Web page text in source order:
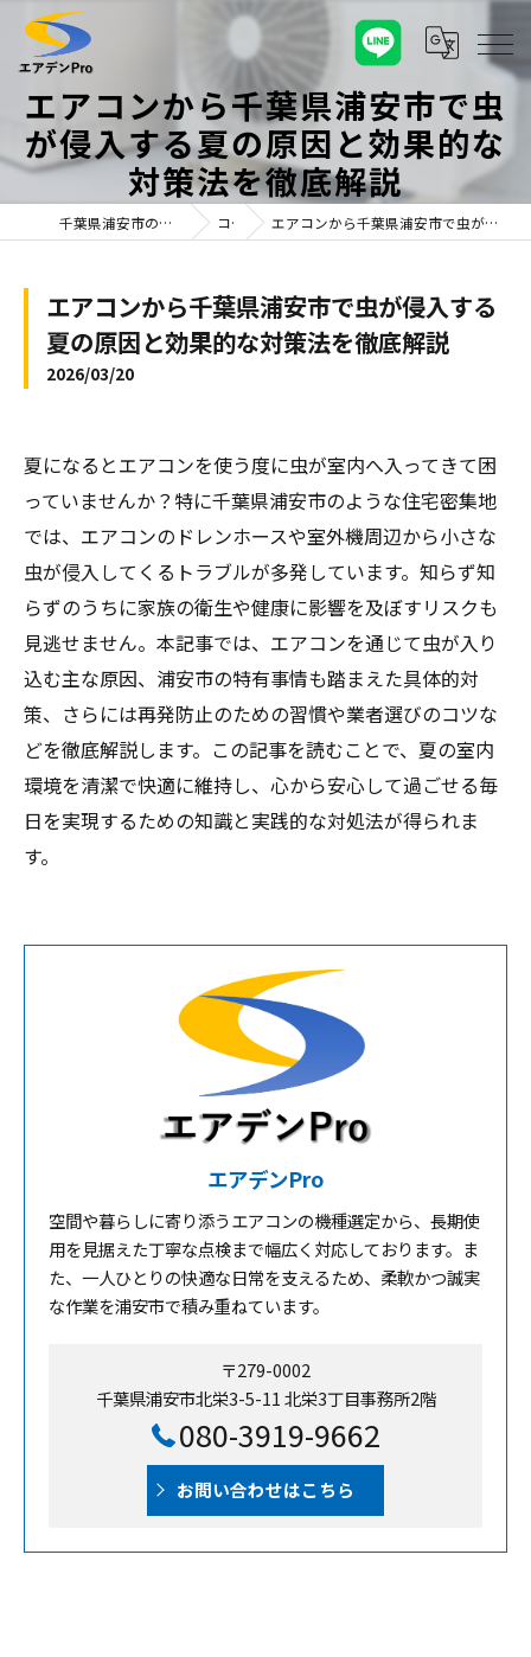
エアコンから千葉県浦安市で虫
が侵入する夏の原因と効果的な
対策法を徹底解説
千葉県浦安市のエアコンならエアデンPro コラム エアコンから千葉県浦安市で虫が侵入する夏の原因と効果的な対策法を徹底解説
エアコンから千葉県浦安市で虫が侵入する
夏の原因と効果的な対策法を徹底解説
2026/03/20
夏になるとエアコンを使う度に虫が室内へ入ってきて困
っていませんか？特に千葉県浦安市のような住宅密集地
では、エアコンのドレンホースや室外機周辺から小さな
虫が侵入してくるトラブルが多発しています。知らず知
らずのうちに家族の衛生や健康に影響を及ぼすリスクも
見逃せません。本記事では、エアコンを通じて虫が入り
込む主な原因、浦安市の特有事情も踏まえた具体的対
策、さらには再発防止のための習慣や業者選びのコツな
どを徹底解説します。この記事を読むことで、夏の室内
環境を清潔で快適に維持し、心から安心して過ごせる毎
日を実現するための知識と実践的な対処法が得られま
す。
エアデンPro
空間や暮らしに寄り添うエアコンの機種選定から、長期使
用を見据えた丁寧な点検まで幅広く対応しております。ま
た、一人ひとりの快適な日常を支えるため、柔軟かつ誠実
な作業を浦安市で積み重ねています。
〒279-0002
千葉県浦安市北栄3-5-11 北栄3丁目事務所2階
080-3919-9662
お問い合わせはこちら